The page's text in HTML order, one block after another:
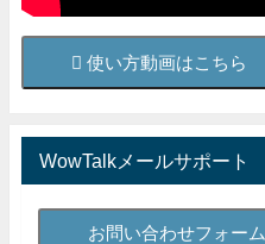
使い方動画はこちら
WowTalkメールサポート
お問い合わせフォーム